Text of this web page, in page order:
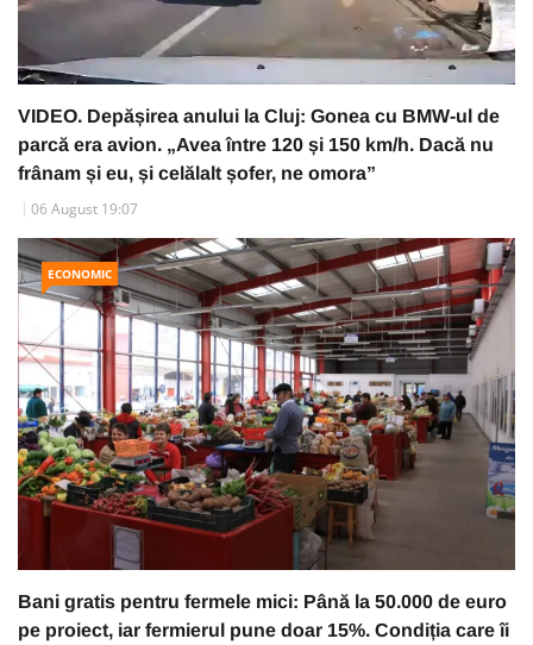
VIDEO. Depășirea anului la Cluj: Gonea cu BMW-ul de
parcă era avion. „Avea între 120 și 150 km/h. Dacă nu
frânam și eu, și celălalt șofer, ne omora”
06 August 19:07
ECONOMIC
Bani gratis pentru fermele mici: Până la 50.000 de euro
pe proiect, iar fermierul pune doar 15%. Condiția care îi